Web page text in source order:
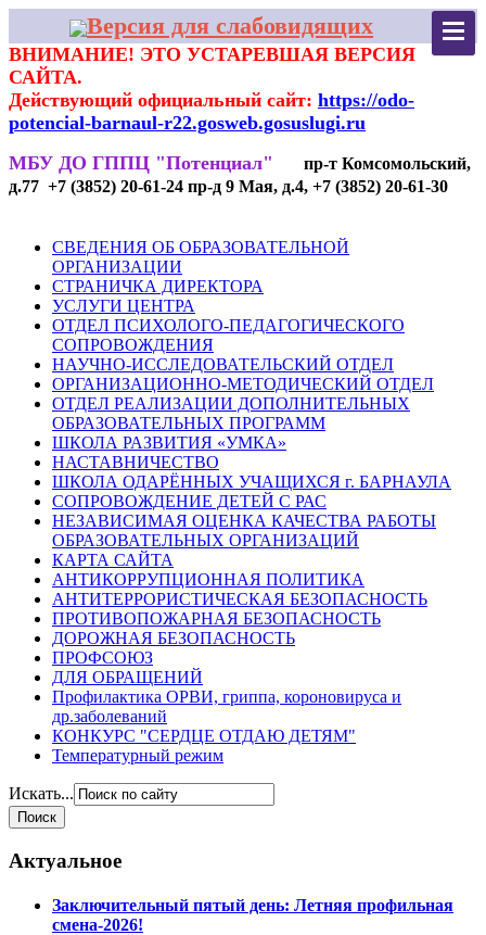
Версия для слабовидящих
ВНИМАНИЕ! ЭТО УСТАРЕВШАЯ ВЕРСИЯ
САЙТА.
Действующий официальный сайт: https://odo-
potencial-barnaul-r22.gosweb.gosuslugi.ru
МБУ ДО ГППЦ "Потенциал"
пр-т Комсомольский,
д.77 +7 (3852) 20-61-24 пр-д 9 Мая, д.4, +7 (3852) 20-61-30
СВЕДЕНИЯ ОБ ОБРАЗОВАТЕЛЬНОЙ
ОРГАНИЗАЦИИ
СТРАНИЧКА ДИРЕКТОРА
УСЛУГИ ЦЕНТРА
ОТДЕЛ ПСИХОЛОГО-ПЕДАГОГИЧЕСКОГО
СОПРОВОЖДЕНИЯ
НАУЧНО-ИССЛЕДОВАТЕЛЬСКИЙ ОТДЕЛ
ОРГАНИЗАЦИОННО-МЕТОДИЧЕСКИЙ ОТДЕЛ
ОТДЕЛ РЕАЛИЗАЦИИ ДОПОЛНИТЕЛЬНЫХ
ОБРАЗОВАТЕЛЬНЫХ ПРОГРАММ
ШКОЛА РАЗВИТИЯ «УМКА»
НАСТАВНИЧЕСТВО
ШКОЛА ОДАРЁННЫХ УЧАЩИХСЯ г. БАРНАУЛА
СОПРОВОЖДЕНИЕ ДЕТЕЙ С РАС
НЕЗАВИСИМАЯ ОЦЕНКА КАЧЕСТВА РАБОТЫ
ОБРАЗОВАТЕЛЬНЫХ ОРГАНИЗАЦИЙ
КАРТА САЙТА
АНТИКОРРУПЦИОННАЯ ПОЛИТИКА
АНТИТЕРРОРИСТИЧЕСКАЯ БЕЗОПАСНОСТЬ
ПРОТИВОПОЖАРНАЯ БЕЗОПАСНОСТЬ
ДОРОЖНАЯ БЕЗОПАСНОСТЬ
ПРОФСОЮЗ
ДЛЯ ОБРАЩЕНИЙ
Профилактика ОРВИ, гриппа, короновируса и
др.заболеваний
КОНКУРС "СЕРДЦЕ ОТДАЮ ДЕТЯМ"
Температурный режим
Искать...
Актуальное
Заключительный пятый день: Летняя профильная
смена-2026!